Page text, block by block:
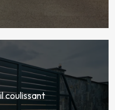
coulissant